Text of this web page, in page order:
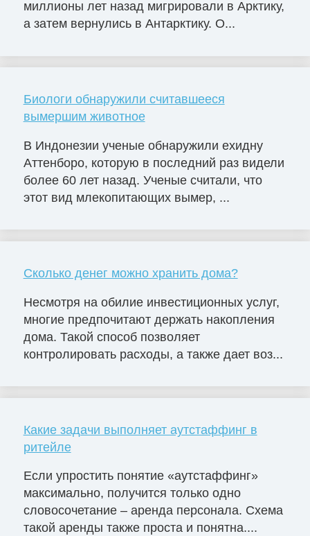
миллионы лет назад мигрировали в Арктику,
а затем вернулись в Антарктику. О...
Биологи обнаружили считавшееся
вымершим животное
В Индонезии ученые обнаружили ехидну
Аттенборо, которую в последний раз видели
более 60 лет назад. Ученые считали, что
этот вид млекопитающих вымер, ...
Сколько денег можно хранить дома?
Несмотря на обилие инвестиционных услуг,
многие предпочитают держать накопления
дома. Такой способ позволяет
контролировать расходы, а также дает воз...
Какие задачи выполняет аутстаффинг в
ритейле
Если упростить понятие «аутстаффинг»
максимально, получится только одно
словосочетание – аренда персонала. Схема
такой аренды также проста и понятна....